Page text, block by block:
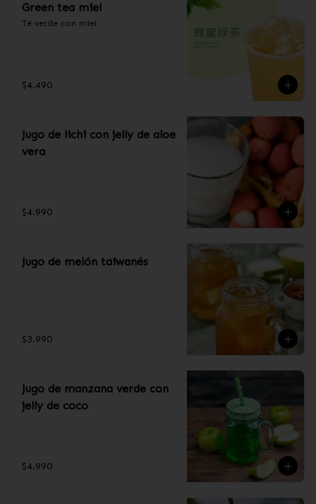
Green tea miel
Té verde con miel
$4.490
Jugo de lichi con jelly de aloe
vera
$4.990
Jugo de melón taiwanés
$3.990
Jugo de manzana verde con
jelly de coco
$4.990